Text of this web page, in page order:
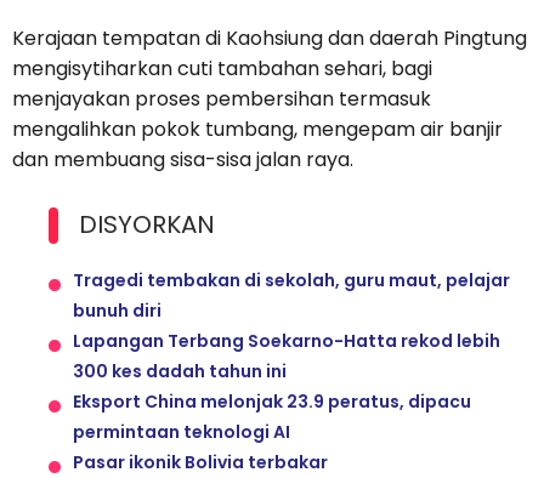
Kerajaan tempatan di Kaohsiung dan daerah Pingtung
mengisytiharkan cuti tambahan sehari, bagi
menjayakan proses pembersihan termasuk
mengalihkan pokok tumbang, mengepam air banjir
dan membuang sisa-sisa jalan raya.
DISYORKAN
Tragedi tembakan di sekolah, guru maut, pelajar
bunuh diri
Lapangan Terbang Soekarno-Hatta rekod lebih
300 kes dadah tahun ini
Eksport China melonjak 23.9 peratus, dipacu
permintaan teknologi AI
Pasar ikonik Bolivia terbakar